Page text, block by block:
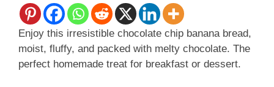
Enjoy this irresistible chocolate chip banana bread,
moist, fluffy, and packed with melty chocolate. The
perfect homemade treat for breakfast or dessert.